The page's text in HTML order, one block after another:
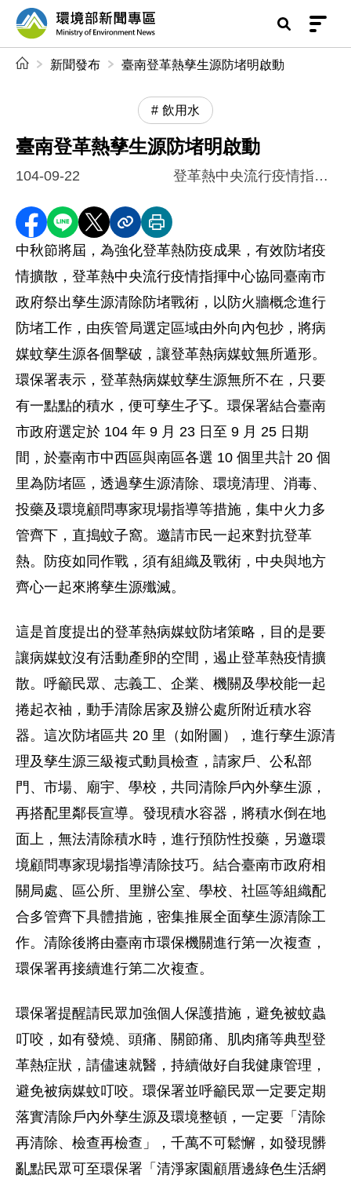
前往中央內容區塊
環境部新聞專區
新聞發布 臺南登革熱孳生源防堵明啟動
飲用水
臺南登革熱孳生源防堵明啟動
104-09-22 登革熱中央流行疫情指揮中心
分享至 Facebook
分享到 LINE
分享到 X分享內容連結
列印本頁
中秋節將屆，為強化登革熱防疫成果，有效防堵疫
情擴散，登革熱中央流行疫情指揮中心協同臺南市
政府祭出孳生源清除防堵戰術，以防火牆概念進行
防堵工作，由疾管局選定區域由外向內包抄，將病
媒蚊孳生源各個擊破，讓登革熱病媒蚊無所遁形。
環保署表示，登革熱病媒蚊孳生源無所不在，只要
有一點點的積水，便可孳生孑孓。環保署結合臺南
市政府選定於 104 年 9 月 23 日至 9 月 25 日期
間，於臺南市中西區與南區各選 10 個里共計 20 個
里為防堵區，透過孳生源清除、環境清理、消毒、
投藥及環境顧問專家現場指導等措施，集中火力多
管齊下，直搗蚊子窩。邀請市民一起來對抗登革
熱。防疫如同作戰，須有組織及戰術，中央與地方
齊心一起來將孳生源殲滅。
這是首度提出的登革熱病媒蚊防堵策略，目的是要
讓病媒蚊沒有活動產卵的空間，遏止登革熱疫情擴
散。呼籲民眾、志義工、企業、機關及學校能一起
捲起衣袖，動手清除居家及辦公處所附近積水容
器。這次防堵區共 20 里（如附圖），進行孳生源清
理及孳生源三級複式動員檢查，請家戶、公私部
門、市場、廟宇、學校，共同清除戶內外孳生源，
再搭配里鄰長宣導。發現積水容器，將積水倒在地
面上，無法清除積水時，進行預防性投藥，另邀環
境顧問專家現場指導清除技巧。結合臺南市政府相
關局處、區公所、里辦公室、學校、社區等組織配
合多管齊下具體措施，密集推展全面孳生源清除工
作。清除後將由臺南市環保機關進行第一次複查，
環保署再接續進行第二次複查。
環保署提醒請民眾加強個人保護措施，避免被蚊蟲
叮咬，如有發燒、頭痛、關節痛、肌肉痛等典型登
革熱症狀，請儘速就醫，持續做好自我健康管理，
避免被病媒蚊叮咬。環保署並呼籲民眾一定要定期
落實清除戶內外孳生源及環境整頓，一定要「清除
再清除、檢查再檢查」，千萬不可鬆懈，如發現髒
亂點民眾可至環保署「清淨家園顧厝邊綠色生活網